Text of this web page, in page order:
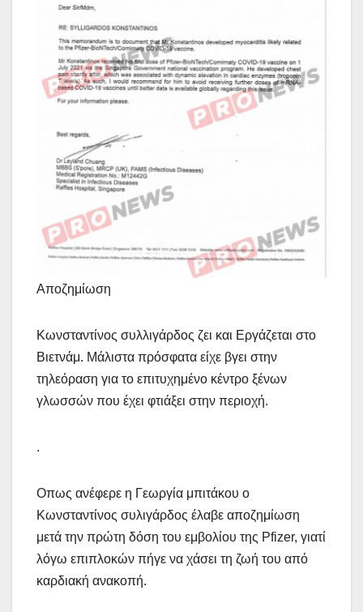
Αποζημίωση
Κωνσταντίνος συλλιγάρδος ζει και Εργάζεται στο
Βιετνάμ. Μάλιστα πρόσφατα είχε βγει στην
τηλεόραση για το επιτυχημένο κέντρο ξένων
γλωσσών που έχει φτιάξει στην περιοχή.
.
Οπως ανέφερε η Γεωργία μπιτάκου ο
Κωνσταντίνος συλιγάρδος έλαβε αποζημίωση
μετά την πρώτη δόση του εμβολίου της Pfizer, γιατί
λόγω επιπλοκών πήγε να χάσει τη ζωή του από
καρδιακή ανακοπή.